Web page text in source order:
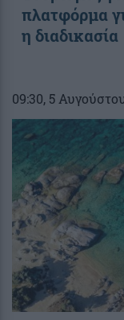
πλατφόρμα
η διαδικασία
09:30, 5